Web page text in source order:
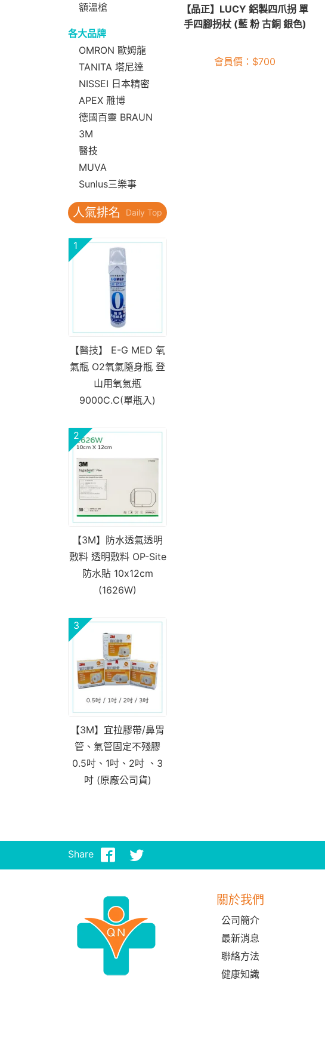
額溫槍
各大品牌
OMRON 歐姆龍
TANITA 塔尼達
NISSEI 日本精密
APEX 雃博
德國百靈 BRAUN
3M
醫技
MUVA
Sunlus三樂事
人氣排名 Daily Top
1
【醫技】 E-G MED 氧
氣瓶 O2氧氣隨身瓶 登
山用氧氣瓶
9000C.C(單瓶入)
2
【3M】防水透氣透明
敷料 透明敷料 OP-Site
防水貼 10x12cm
(1626W)
3
【3M】宜拉膠帶/鼻胃
管、氣管固定不殘膠
0.5吋、1吋、2吋 、3
吋 (原廠公司貨)
【品正】LUCY 鋁製四爪拐 單
手四腳拐杖 (藍 粉 古銅 銀色)
會員價： $700
Share
關於我們
公司簡介
最新消息
聯絡方法
健康知識